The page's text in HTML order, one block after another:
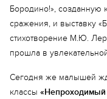
Бородино!»,
сражения, и выставку
стихотворение М.Ю.
прошла в
Сегодня же малышей
классы «Непроходимый